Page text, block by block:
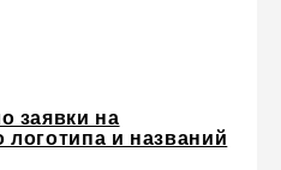
заявки на
логотипа и названий